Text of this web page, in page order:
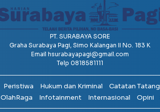
PT. SURABAYA SORE
Graha Surabaya Pagi, Simo Kalangan II No. 183 K
Email hsurabayapagi@gmail.com
Telp 0818581111
Peristiwa Hukum dan Kriminal Catatan Tatang
OlahRaga Infotainment Internasional Opini